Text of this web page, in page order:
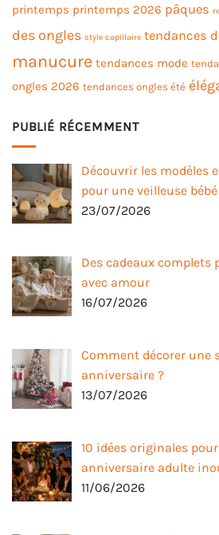
printemps printemps 2026 pâques
des ongles style capillaire tendances
manucure tendances mode
ongles 2026 tendances ongles été
PUBLIÉ RÉCEMMENT
Découvrir les modèles
pour une veilleuse bébé
23/07/2026
Des cadeaux complets
avec amour
16/07/2026
Comment décorer une
anniversaire ?
13/07/2026
10 idées originales
anniversaire adulte
11/06/2026